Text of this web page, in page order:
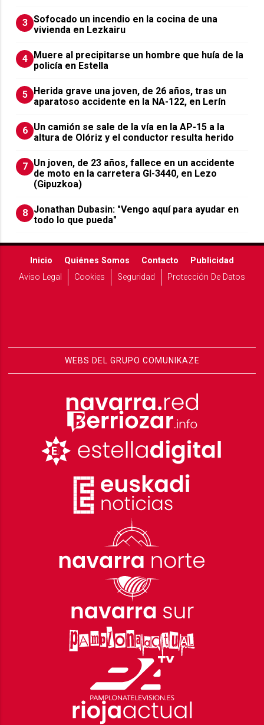
3 Sofocado un incendio en la cocina de una
vivienda en Lezkairu
4 Muere al precipitarse un hombre que huía de la
policía en Estella
5 Herida grave una joven, de 26 años, tras un
aparatoso accidente en la NA-122, en Lerín
6 Un camión se sale de la vía en la AP-15 a la
altura de Olóriz y el conductor resulta herido
7 Un joven, de 23 años, fallece en un accidente
de moto en la carretera GI-3440, en Lezo
(Gipuzkoa)
8 Jonathan Dubasin: "Vengo aquí para ayudar en
todo lo que pueda"
Inicio Quiénes Somos Contacto
Publicidad
Aviso Legal
Cookies Seguridad Protección De Datos
WEBS DEL GRUPO COMUNIKAZE